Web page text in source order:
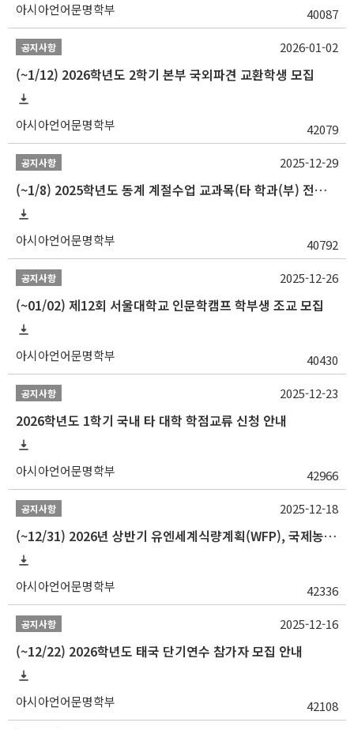
아시아언어문명학부 40087
공지사항
(~1/12) 2026학년도 2학기 본부 국외파견 교환학생 모집
아시아언어문명학부 42079
2026-01-02
공지사항
(~1/8) 2025학년도 동계 계절수업 교과목(타 학과(부) 전공 및 교양) 성적평가방법 선택제 신청 안내
아시아언어문명학부 40792
2025-12-29
공지사항
(~01/02) 제12회 서울대학교 인문학캠프 학부생 조교 모집
아시아언어문명학부 40430
2025-12-26
공지사항
2026학년도 1학기 국내 타 대학 학점교류 신청 안내
아시아언어문명학부 42966
2025-12-23
공지사항
(~12/31) 2026년 상반기 유엔세계식량계획(WFP), 국제농업개발기금(IFAD) 및 유엔아동기금(UNICEF) 인턴십 프로그램 참가자 모집
아시아언어문명학부 42336
2025-12-18
공지사항
(~12/22) 2026학년도 태국 단기연수 참가자 모집 안내
아시아언어문명학부 42108
2025-12-16